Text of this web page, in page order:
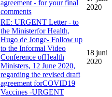
agreement - for your final
comments
2020
RE: URGENT Letter - to
the Ministerfor Health,
Hugo de Jonge- Follow up
to the Informal Video
Conference ofHealth
Ministers, 12 June 2020,
regarding the revised draft
agreement forCOVID19
Vaccines -URGENT
18 juni
2020